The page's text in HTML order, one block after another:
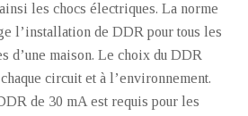
les chocs électriques. La norme
l’installation de DDR pour tous les
d’une maison. Le choix du DDR
circuit et à l’environnement.
de 30 mA est requis pour les